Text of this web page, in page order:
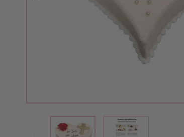
View larger imageView larger image